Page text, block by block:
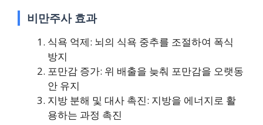
비만주사 효과
식욕 억제: 뇌의 식욕 중추를 조절하여 폭식
방지
포만감 증가: 위 배출을 늦춰 포만감을 오랫동
안 유지
지방 분해 및 대사 촉진: 지방을 에너지로 활
용하는 과정 촉진